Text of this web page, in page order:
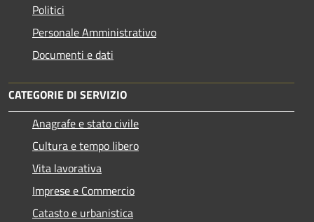
Politici
Personale Amministrativo
Documenti e dati
CATEGORIE DI SERVIZIO
Anagrafe e stato civile
Cultura e tempo libero
Vita lavorativa
Imprese e Commercio
Catasto e urbanistica